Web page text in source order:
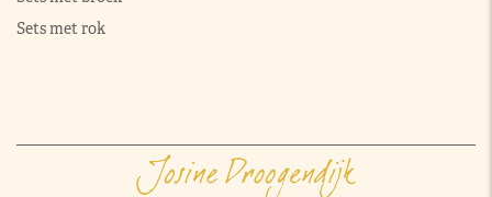
Sets met rok